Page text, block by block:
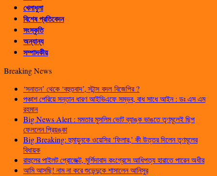
খেলাধুলা
বিশেষ প্রতিবেদন
সংস্কৃতি
অন্যান্য
সম্পাদকীয়
Breaking News
‘সনাতন’ থেকে ‘বহুতবাদ’, স্টান্স বদল বিজেপির ?
পঞ্চাশ পেরিয়ে সন্তান ধারণ আইভিএফে সম্ভব, বাধ সাধে আইন : ডঃ এস এম
রহমান
Big News Alert : মমতার মুসলিম ভোট ব্যাঙ্ক ভাঙতে তৃণমূলেই ছিপ
ফেললেন প্রিয়ঙ্কা
Big Breaking: হুমায়ুনকে ওয়েসির ‘ফিলার,’ কী উত্তর দিলেন তৃণমূলের
বিধায়ক
রাহুলের পাইলট প্রোজেক্ট, মুর্শিদাবাদ কংগ্রেসে আধিপত্য হারাতে পারেন অধীর
আমি আসছি! নাম না করে শুভেন্দুকে শাসালেন আনিসুর